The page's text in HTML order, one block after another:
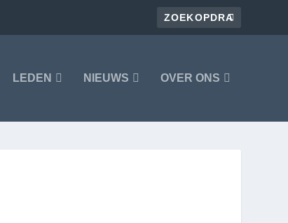
LEDEN NIEUWS OVER ONS